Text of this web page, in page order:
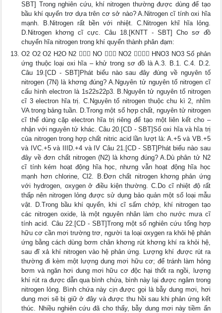
SBT] Trong nghiên cứu, khí nitrogen thường được dùng để tạo
bầu khí quyển trơ dựa trên cơ sở nào? A.Nitrogen cĩ tính oxi hĩa
mạnh. B.Nitrogen rất bền với nhiệt. C.Nitrogen khĩ hĩa lỏng.
D.Nitrogen khơng cĩ cực. Câu 18.[KNTT - SBT] Cho sơ đồ
chuyển hĩa nitrogen trong khí quyển thành phân đạm:
O2 O2 O2 H2O N2  NO  NO2  HNO3 NO3 Số phản
ứng thuộc loại oxi hĩa – khử trong sơ đồ là A.3. B.1. C.4. D.2.
Câu 19.[CD - SBT]Phát biểu nào sau đây đúng về nguyên tố
nitrogen (7N) là khơng đúng? A.Nguyên tử nguyên tố nitrogen cĩ
cấu hình electron là 1s22s22p3. B.Nguyên tử nguyên tố nitrogen
cĩ 3 electron hĩa trị. C.Nguyên tố nitrogen thuộc chu kì 2, nhĩm
VA trong bảng tuần. D.Trong một số hợp chất, nguyên tử nitrogen
cĩ thể dùng cặp electron hĩa trị riêng để tạo một liên kết cho –
nhận với nguyên tử khác. Câu 20.[CD - SBT]Số oxi hĩa và hĩa trị
của nitrogen trong hợp chất nitric acid lần lượt là: A.+5 và VB.+5
và IVC.+5 và IIID.+4 và IV Câu 21.[CD - SBT]Phát biểu nào sau
đây về đơn chất nitrogen (N2) là khơng đúng? A.Dù phân tử N2
cĩ tính kém hoạt động hĩa học, nhưng vẫn hoạt động hĩa học
mạnh hơn chlorine, Cl2. B.Đơn chất nitrogen khơng phản ứng
với hydrogen, oxygen ở điều kiện thường. C.Do cĩ nhiệt độ rất
thấp nên nitrogen lỏng được sử dụng bảo quản một số loại mẫu
vật. D.Trong bầu khí quyển, khi cĩ sấm chớp, khí nitrogen tạo
các nitrogen oxide, là một nguyên nhân làm cho nước mưa cĩ
tính acid. Câu 22.[CD - SBT]Trong một số nghiên cứu tổng hợp
hữu cơ cần mơi trường trơ, người ta loại oxygen ra khỏi hệ phản
ứng bằng cách dùng bơm chân khơng rút khơng khí ra khỏi hệ,
sau đĩ xả khí nitrogen vào hệ phản ứng. Lượng khí được rút ra
thường đi kèm một lượng dung mơi hữu cơ; để tránh làm hỏng
bơm và ngăn hơi dung mơi hữu cơ độc hại thốt ra ngồi, lượng
khí rút ra được dẫn qua bình chứa, bình này lại được ngâm trong
nitrogen lỏng. Bình chứa này cịn được gọi là bẫy dung mơi, hơi
dung mơi sẽ bị giữ ở đây và được thu hồi sau khi phản ứng kết
thúc. Nhiều nghiên cứu đã cho thấy, bẫy dung mơi này tiềm ẩn